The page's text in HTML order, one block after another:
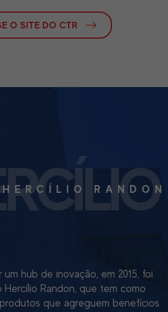
O SITE DO CTR
RANDON
hub de inovação, em 2015, foi
Randon, que tem como
que agreguem benefícios